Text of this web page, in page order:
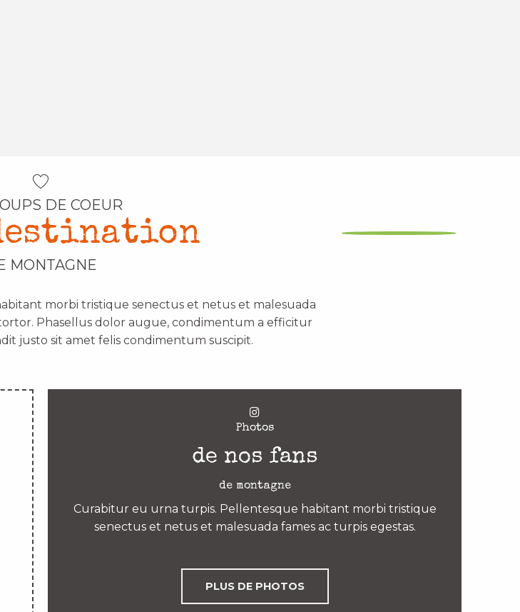
DE COEUR
MONTAGNE
morbi tristique senectus et netus et malesuada
Phasellus dolor augue, condimentum a efficitur
justo sit amet felis condimentum suscipit.
Photos
de nos fans
de montagne
Curabitur eu urna turpis. Pellentesque habitant morbi tristique
senectus et netus et malesuada fames ac turpis egestas.
PLUS DE PHOTOS